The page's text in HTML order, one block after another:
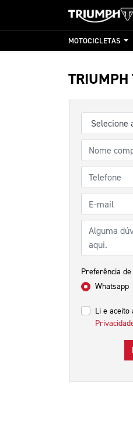
MOTOCICLETAS
TRIUMPH
Preferência
Whatsapp
Li e aceito